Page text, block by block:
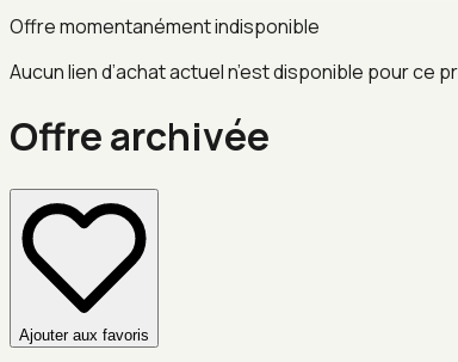
Offre momentanément indisponible
Aucun lien d’achat actuel n’est disponible pour
Offre archivée
Ajouter aux favoris